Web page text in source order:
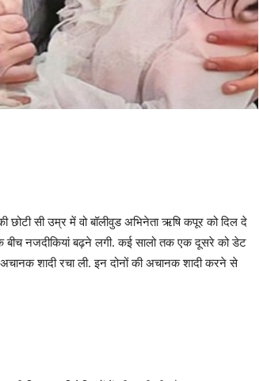
छोटी सी उम्र में वो बॉलीवुड अभिनेता ऋषि कपूर को दिल दे
बीच नजदीकियां बढ़ने लगी. कई सालो तक एक दूसरे को डेट
शादी रचा ली. इन दोनों की अचानक शादी करने से